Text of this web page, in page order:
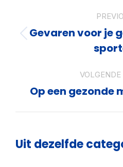
Gevaren voor je
Op een gezonde
Uit dezelfde